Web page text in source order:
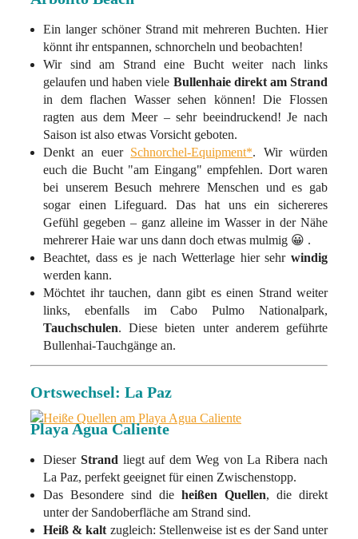
Ein langer schöner Strand mit mehreren Buchten. Hier
könnt ihr entspannen, schnorcheln und beobachten!
Wir sind am Strand eine Bucht weiter nach links
gelaufen und haben viele Bullenhaie direkt am Strand
in dem flachen Wasser sehen können! Die Flossen
ragten aus dem Meer – sehr beeindruckend! Je nach
Saison ist also etwas Vorsicht geboten.
Denkt an euer Schnorchel-Equipment*. Wir würden
euch die Bucht "am Eingang" empfehlen. Dort waren
bei unserem Besuch mehrere Menschen und es gab
sogar einen Lifeguard. Das hat uns ein sichereres
Gefühl gegeben – ganz alleine im Wasser in der Nähe
mehrerer Haie war uns dann doch etwas mulmig 😀 .
Beachtet, dass es je nach Wetterlage hier sehr windig
werden kann.
Möchtet ihr tauchen, dann gibt es einen Strand weiter
links, ebenfalls im Cabo Pulmo Nationalpark,
Tauchschulen. Diese bieten unter anderem geführte
Bullenhai-Tauchgänge an.
Ortswechsel: La Paz
Playa Agua Caliente
Dieser Strand liegt auf dem Weg von La Ribera nach
La Paz, perfekt geeignet für einen Zwischenstopp.
Das Besondere sind die heißen Quellen, die direkt
unter der Sandoberfläche am Strand sind.
Heiß & kalt zugleich: Stellenweise ist es der Sand unter